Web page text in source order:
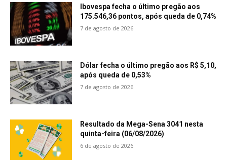
Ibovespa fecha o último pregão aos
175.546,36 pontos, após queda de 0,74%
7 de agosto de 2026
Dólar fecha o último pregão aos R$ 5,10,
após queda de 0,53%
7 de agosto de 2026
Resultado da Mega-Sena 3041 nesta
quinta-feira (06/08/2026)
6 de agosto de 2026